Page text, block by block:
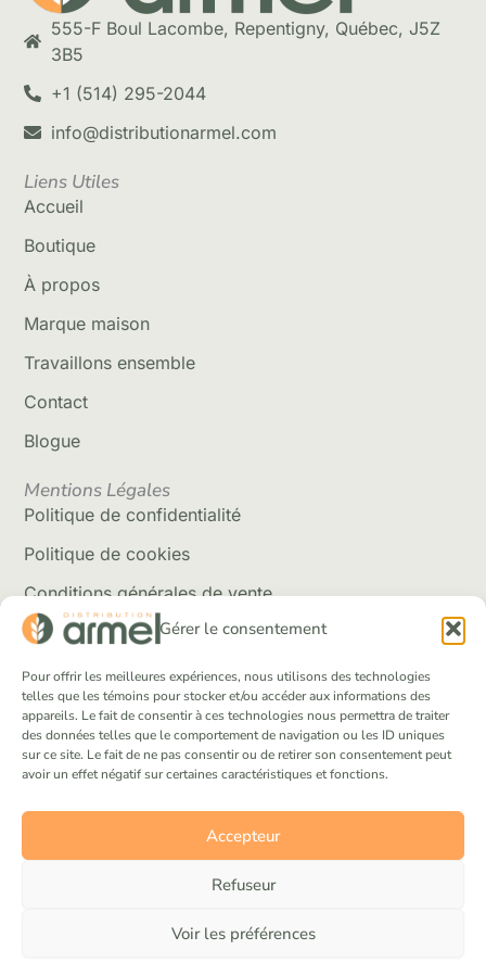
Gérer le consentement
Pour offrir les meilleures expériences, nous utilisons des technologies
telles que les témoins pour stocker et/ou accéder aux informations des
appareils. Le fait de consentir à ces technologies nous permettra de traiter
des données telles que le comportement de navigation ou les ID uniques
sur ce site. Le fait de ne pas consentir ou de retirer son consentement peut
avoir un effet négatif sur certaines caractéristiques et fonctions.
Accepteur
Refuseur
Voir les préférences
555-F Boul Lacombe, Repentigny, Québec, J5Z
3B5
+1 (514) 295-2044
info@distributionarmel.com
Liens Utiles
Accueil
Boutique
À propos
Marque maison
Travaillons ensemble
Contact
Blogue
Mentions Légales
Politique de confidentialité
Politique de cookies
Conditions générales de vente
Politique de livraison
Retour et rembousement
Réseaux Sociaux
Facebook
Instagram
© 2025 Distribution Armel inc. Tous droits réservés.